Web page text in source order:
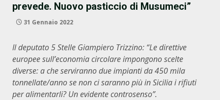
prevede. Nuovo pasticcio di Musumeci”
31 Gennaio 2022
Il deputato 5 Stelle Giampiero Trizzino: “Le direttive
europee sull’economia circolare impongono scelte
diverse:a che serviranno due impianti da 450 mila
tonnellate/anno se non ci saranno più in Sicilia i rifiuti
per alimentarli? Un evidente controsenso”.